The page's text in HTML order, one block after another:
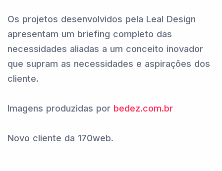
Os projetos desenvolvidos pela Leal Design
apresentam um briefing completo das
necessidades aliadas a um conceito inovador
que supram as necessidades e aspirações dos
cliente.
Imagens produzidas por bedez.com.br
Novo cliente da 170web.